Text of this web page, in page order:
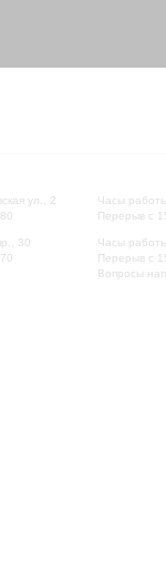
ул., 2
30
Часы
Перерыв с
Часы
Перерыв с
Вопросы